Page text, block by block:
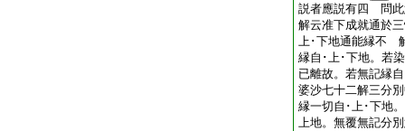
説者應説有四 問
解云准下成就通於
上･下地通能縁不
縁自･上･下地。若
已離故。若無記縁
婆沙七十二解三分
縁一切自･上･下地
上地。無覆無記分